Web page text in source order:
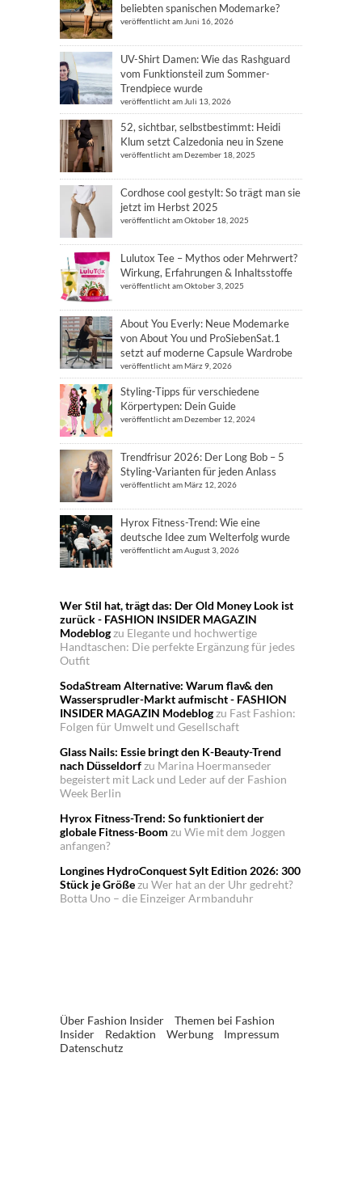
beliebten spanischen Modemarke?
veröffentlicht am Juni 16, 2026
UV-Shirt Damen: Wie das Rashguard
vom Funktionsteil zum Sommer-
Trendpiece wurde
veröffentlicht am Juli 13, 2026
52, sichtbar, selbstbestimmt: Heidi
Klum setzt Calzedonia neu in Szene
veröffentlicht am Dezember 18, 2025
Cordhose cool gestylt: So trägt man sie
jetzt im Herbst 2025
veröffentlicht am Oktober 18, 2025
Lulutox Tee – Mythos oder Mehrwert?
Wirkung, Erfahrungen & Inhaltsstoffe
veröffentlicht am Oktober 3, 2025
About You Everly: Neue Modemarke
von About You und ProSiebenSat.1
setzt auf moderne Capsule Wardrobe
veröffentlicht am März 9, 2026
Styling-Tipps für verschiedene
Körpertypen: Dein Guide
veröffentlicht am Dezember 12, 2024
Trendfrisur 2026: Der Long Bob – 5
Styling-Varianten für jeden Anlass
veröffentlicht am März 12, 2026
Hyrox Fitness-Trend: Wie eine
deutsche Idee zum Welterfolg wurde
veröffentlicht am August 3, 2026
Wer Stil hat, trägt das: Der Old Money Look ist
zurück - FASHION INSIDER MAGAZIN
Modeblogzu Elegante und hochwertige
Handtaschen: Die perfekte Ergänzung für jedes
Outfit
SodaStream Alternative: Warum flav& den
Wassersprudler-Markt aufmischt - FASHION
INSIDER MAGAZIN Modeblogzu Fast Fashion:
Folgen für Umwelt und Gesellschaft
Glass Nails: Essie bringt den K-Beauty-Trend
nach Düsseldorfzu Marina Hoermanseder
begeistert mit Lack und Leder auf der Fashion
Week Berlin
Hyrox Fitness-Trend: So funktioniert der
globale Fitness-Boom zu Wie mit dem Joggen
anfangen?
Longines HydroConquest Sylt Edition 2026: 300
Stück je Größezu Wer hat an der Uhr gedreht?
Botta Uno – die Einzeiger Armbanduhr
Über Fashion Insider
Themen bei Fashion
Insider
Redaktion Werbung
Impressum
Datenschutz